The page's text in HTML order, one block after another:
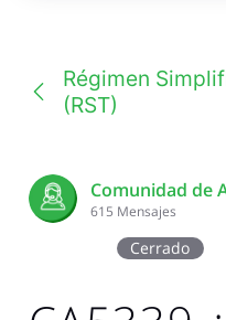
Régimen
(RST)
Comunidad de
615 Mensajes
Cerrado